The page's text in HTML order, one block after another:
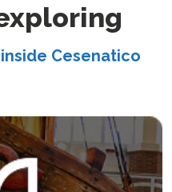
Cesenatico